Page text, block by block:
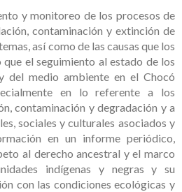
y monitoreo de los procesos de
contaminación y extinción de
así como de las causas que los
que el seguimiento al estado de los
del medio ambiente en el Chocó
en lo referente a los
contaminación y degradación y a
sociales y culturales asociados y
en un informe periódico,
al derecho ancestral y el marco
indígenas y negras y su
con las condiciones ecológicas y